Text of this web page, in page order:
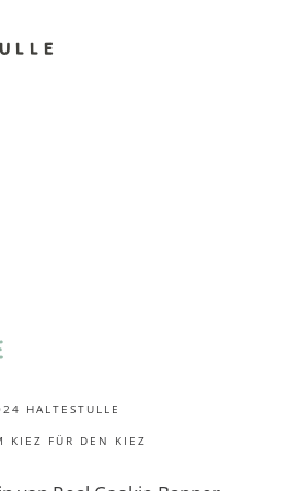
HALTESTULLE
KIEZ FÜR DEN KIEZ